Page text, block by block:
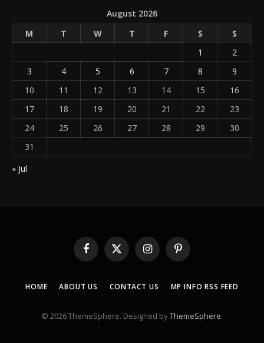
August 2026
M
T W T F S
S
1
2
3
4 5 6 7 8
9
10
11 12 13 14 15
16
17
18 19 20 21 22
23
24
25 26 27 28 29
30
31
« Jul
Facebook
X
(Twitter)
InstagramPinterest
HOME ABOUT US CONTACT US MP INFO RSS FEED
© 2026 ThemeSphere. Designed byThemeSphere.